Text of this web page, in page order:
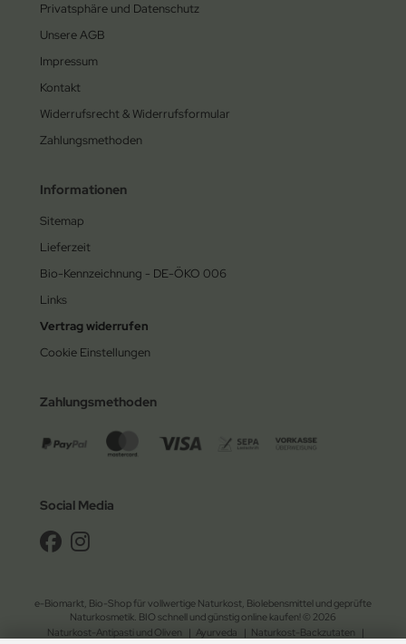
Privatsphäre und Datenschutz
Unsere AGB
Impressum
Kontakt
Widerrufsrecht & Widerrufsformular
Zahlungsmethoden
Informationen
Sitemap
Lieferzeit
Bio-Kennzeichnung - DE-ÖKO 006
Links
Vertrag widerrufen
Cookie Einstellungen
Zahlungsmethoden
Social Media
e-Biomarkt, Bio-Shop für vollwertige Naturkost, Biolebensmittel und geprüfte
Naturkosmetik. BIO schnell und günstig online kaufen! © 2026
Naturkost-Antipasti und Oliven
| Ayurveda | Naturkost-Backzutaten |